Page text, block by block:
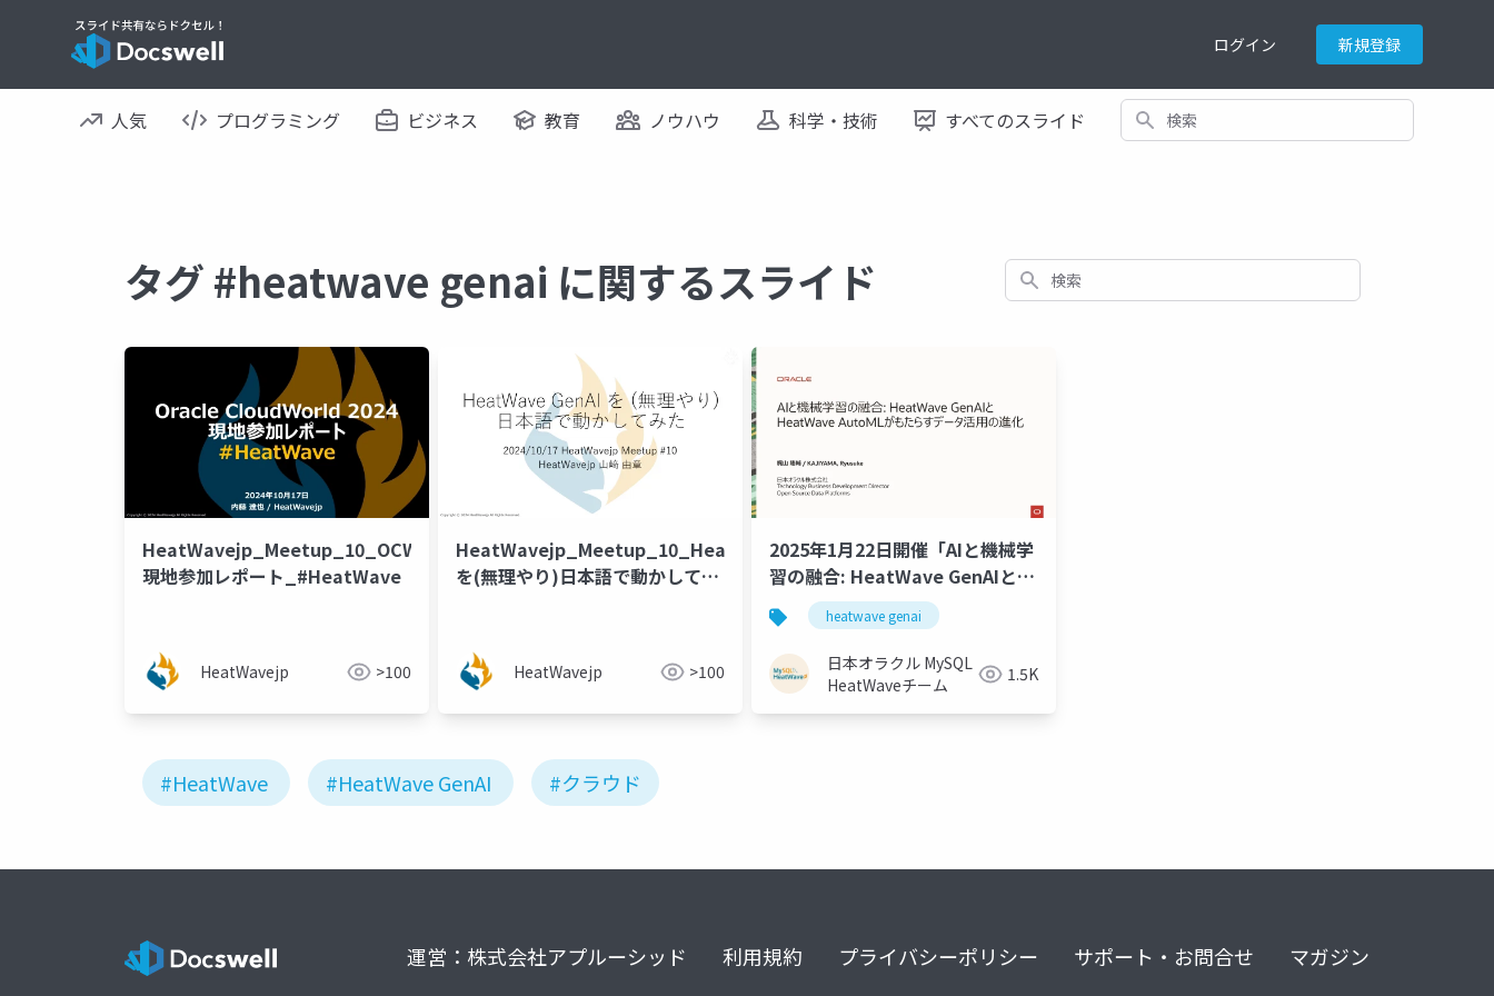
ログイン 新規登録
人気 プログラミング ビジネス 教育 ノウハウ 科学・技術 すべてのスライド 検索
タグ #heatwave genai に関するスライド 検索
HeatWavejp_Meetup_10_OCW2024_
現地参加レポート_#HeatWave
HeatWavejp >100
HeatWavejp_Meetup_10_HeatWave_GenAI
を(無理やり)日本語で動かしてみ
HeatWavejp >100
2025年1月22日開催「AIと機械学
習の融合: HeatWave GenAIと
HeatWave AutoMLがもたらす
データ活用の進化」
heatwave genai
日本オラクル MySQL
HeatWaveチーム
1.5K
#HeatWave #HeatWave GenAI #クラウド
運営：株式会社アプルーシッド 利用規約 プライバシーポリシー サポート・お問合せ マガジン